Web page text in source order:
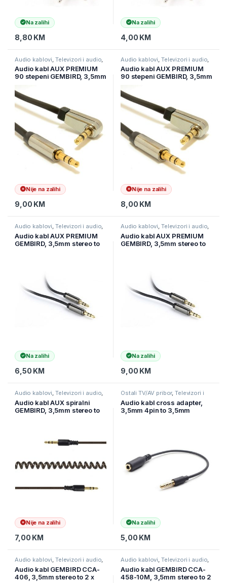
Na zalihi
8,80 KM
Na zalihi
4,00 KM
Audio kablovi Televizori i audio
TV pribor i AV kablovi
Audio kabl AUX PREMIUM
90 stepeni GEMBIRD, 3,5mm
1,8m, CCAP-444L-6
Nije na zalihi
9,00 KM
Audio kablovi Televizori i audio
TV pribor i AV kablovi
Audio kabl AUX PREMIUM
90 stepeni GEMBIRD, 3,5mm
CCAP-444L-1M
Nije na zalihi
8,00 KM
Audio kablovi Televizori i audio
TV pribor i AV kablovi
Audio kabl AUX PREMIUM
GEMBIRD, 3,5mm stereo to
Na zalihi
6,50 KM
Audio kablovi Televizori i audio
TV pribor i AV kablovi
Audio kabl AUX PREMIUM
GEMBIRD, 3,5mm stereo to
Na zalihi
9,00 KM
Audio kablovi, Televizori i audio,
TV pribor i AV kablovi
Audio kabl AUX spiralni
GEMBIRD, 3,5mm stereo to
Nije na zalihi
7,00 KM
Ostali TV/AV pribor,Televizori i
TV pribor i AV kablovi
Audio kabl cross adapter,
3,5mm 4pin to 3,5mm
Na zalihi
5,00 KM
Audio kablovi, Televizori i audio,
Audio kabl GEMBIRD CCA-
406, 3,5mm stereo to 2 x
Audio kablovi, Televizori i audio,
Audio kabl GEMBIRD CCA-
458-10M, 3,5mm stereo to 2